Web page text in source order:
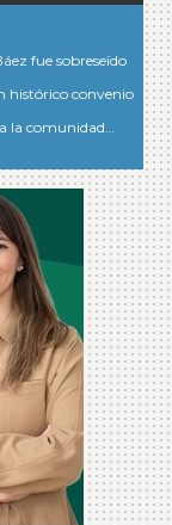
fue sobreseído
histórico convenio
la comunidad…